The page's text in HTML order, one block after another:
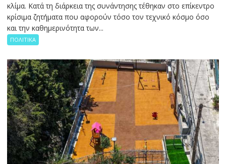
κλίμα. Κατά τη διάρκεια της συνάντησης τέθηκαν στο επίκεντρο
κρίσιμα ζητήματα που αφορούν τόσο τον τεχνικό κόσμο όσο
και την καθημερινότητα των...
ΠΟΛΙΤΙΚΑ